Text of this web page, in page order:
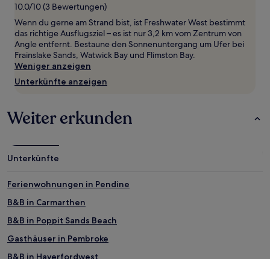
2 Erwachsenen
gefunden
wurde.
Preise
und
Verfügbarkeiten
sich
können
10.0/10 (3 Bewertungen)
Wenn du gerne am Strand bist, ist Freshwater West bestimmt
das richtige Ausflugsziel – es ist nur 3,2 km vom Zentrum von
Angle entfernt. Bestaune den Sonnenuntergang um Ufer bei
Frainslake Sands, Watwick Bay und Flimston Bay.
Weniger anzeigen
Unterkünfte anzeigen
Weiter erkunden
Unterkünfte
Ferienwohnungen in Pendine
B&B in Carmarthen
B&B in Poppit Sands Beach
Gasthäuser in Pembroke
B&B in Haverfordwest